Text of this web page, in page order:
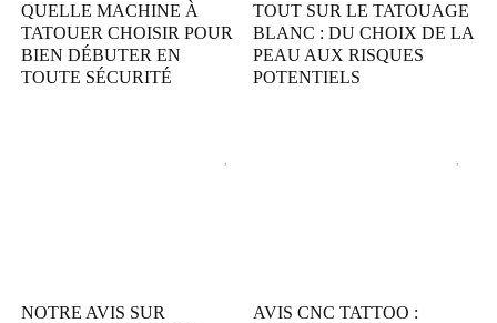
QUELLE MACHINE À
TATOUER CHOISIR POUR
BIEN DÉBUTER EN
TOUTE SÉCURITÉ
TOUT SUR LE TATOUAGE
BLANC : DU CHOIX DE LA
PEAU AUX RISQUES
POTENTIELS
NOTRE AVIS SUR
AVIS CNC TATTOO :